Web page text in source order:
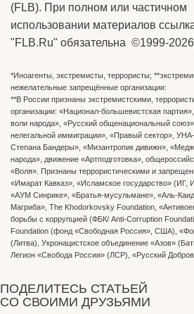
(FLB). При полном или частичном
использовании материалов
"FLB.Ru" обязательна ©1999-2026
*Иноагенты, экстремисты, террористы;
нежелательные запрещённые организации:
**В России признаны экстремистскими,
организации: «Национал-большевистская
воли народа», «Русский общенациональный
нелегальной иммиграции», «Правый сектор»,
Степана Бандеры», «Мизантропик дивижн»,
народа», движение «Артподготовка»,
«Воля». Признаны террористическими и
«Имарат Кавказ», «Исламское государство» (ИГ,
«АУМ Синрике», «Братья-мусульмане», «Аль-
Магриба», The Khodorkovsky Foundation,
борьбы с коррупцией (ФБК/ Anti-Corruption
Foundation (фонд «Свободная Россия», США),
(Литва), Укронацистское объединение «Aзов»
Легион «Свобода России» (ЛСР), «Русский
ПОДЕЛИТЕСЬ СТАТЬЕЙ
СО СВОИМИ ДРУЗЬЯМИ